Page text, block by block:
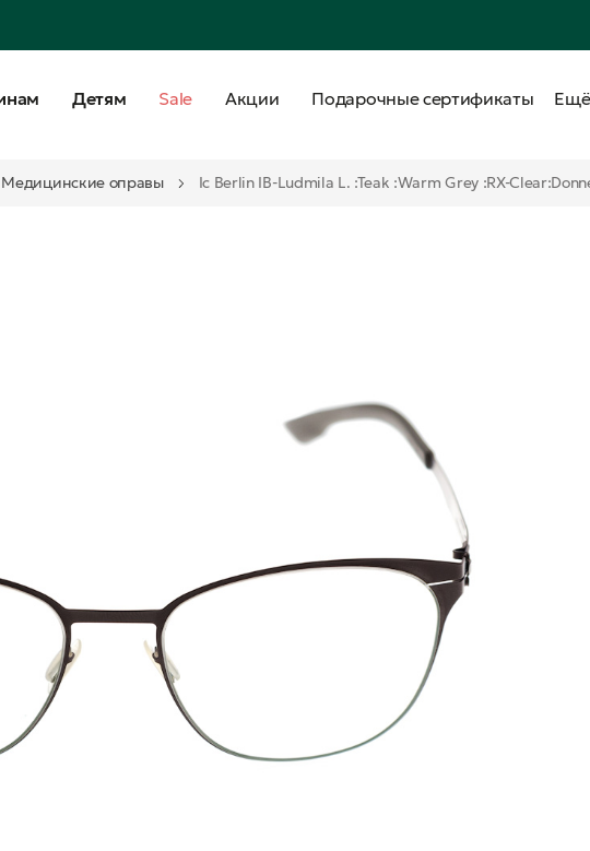
Детям Sale Акции Подарочные сертификаты Ещё
Медицинские оправы Ic Berlin IB-Ludmila L. :Teak :Warm Grey :RX-